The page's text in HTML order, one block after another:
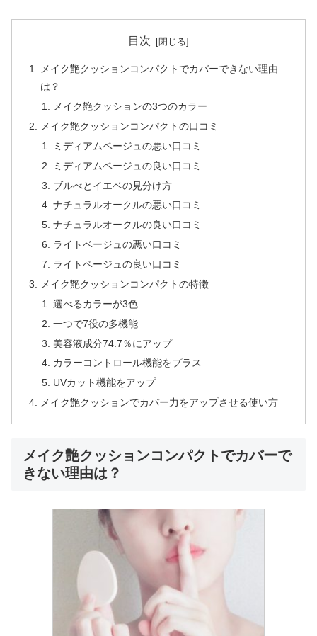
目次
メイク艶クッションコンパクトでカバーできない理由
は？
メイク艶クッションの3つのカラー
メイク艶クッションコンパクトの口コミ
ミディアムベージュの悪い口コミ
ミディアムベージュの良い口コミ
ブルべとイエベの見分け方
ナチュラルオークルの悪い口コミ
ナチュラルオークルの良い口コミ
ライトベージュの悪い口コミ
ライトベージュの良い口コミ
メイク艶クッションコンパクトの特徴
選べるカラーが3色
一つで7役の多機能
美容液成分74.7％にアップ
カラーコントロール機能をプラス
UVカット機能をアップ
メイク艶クッションでカバー力をアップさせる使い方
メイク艶クッションコンパクトでカバーで
きない理由は？